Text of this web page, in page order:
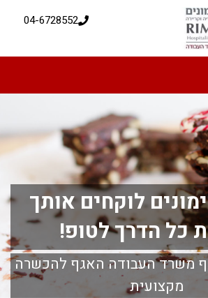
04-6728552
לוקחים אותך
כל הדרך לטופ!
משרד העבודה האגף להכשרה
מקצועית